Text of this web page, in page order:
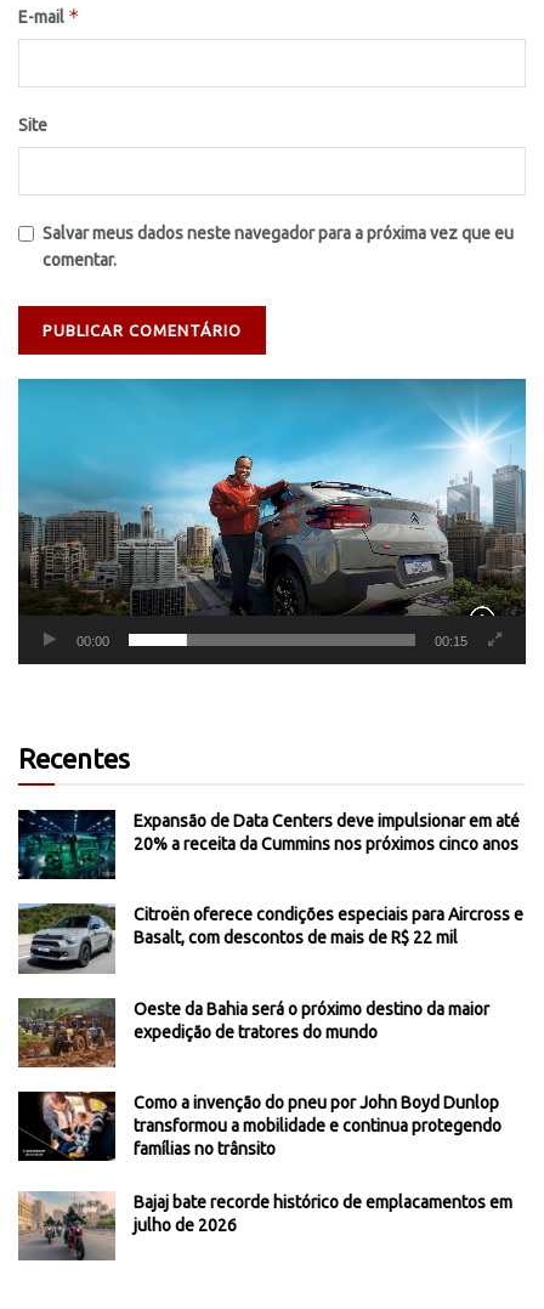
E-mail *
Site
Salvar meus dados neste navegador para a próxima vez que eu
comentar.
00:00 00:15
Recentes
Expansão de Data Centers deve impulsionar em até
20% a receita da Cummins nos próximos cinco anos
Citroën oferece condições especiais para Aircross e
Basalt, com descontos de mais de R$ 22 mil
Oeste da Bahia será o próximo destino da maior
expedição de tratores do mundo
Como a invenção do pneu por John Boyd Dunlop
transformou a mobilidade e continua protegendo
famílias no trânsito
Bajaj bate recorde histórico de emplacamentos em
julho de 2026